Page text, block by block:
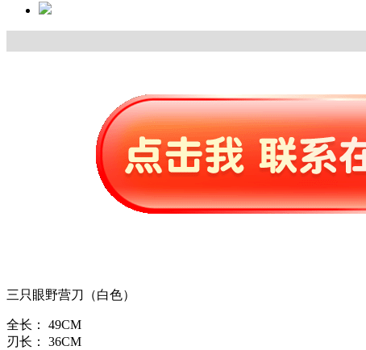
三只眼野营刀（白色）
全长： 49CM
刃长： 36CM